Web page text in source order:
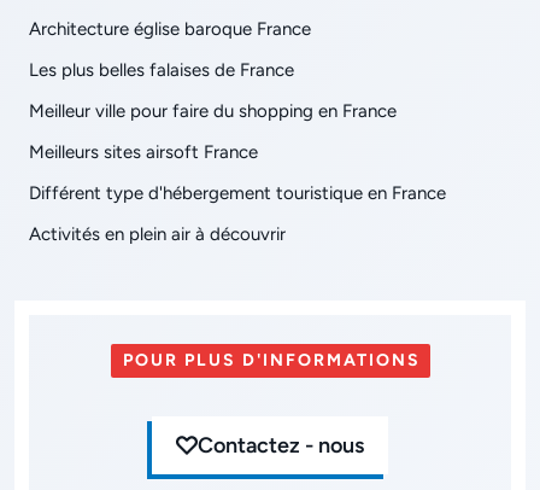
Architecture église baroque France
Les plus belles falaises de France
Meilleur ville pour faire du shopping en France
Meilleurs sites airsoft France
Différent type d'hébergement touristique en France
Activités en plein air à découvrir
POUR PLUS D'INFORMATIONS
Contactez - nous